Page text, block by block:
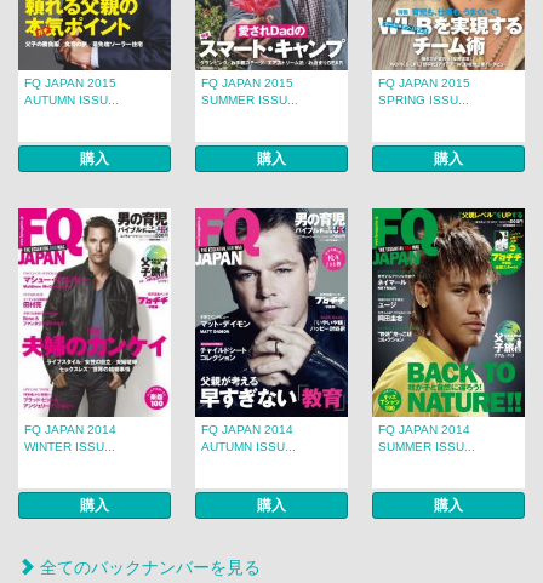
FQ JAPAN 2015
AUTUMN ISSU...
購入
FQ JAPAN 2015
SUMMER ISSU...
購入
FQ JAPAN 2015
SPRING ISSU...
購入
FQ JAPAN 2014
WINTER ISSU...
購入
FQ JAPAN 2014
AUTUMN ISSU...
購入
FQ JAPAN 2014
SUMMER ISSU...
購入
全てのバックナンバーを見る